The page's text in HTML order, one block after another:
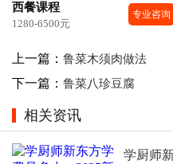
西餐课程
1280-6500元
专业咨询
上一篇： 鲁菜木须肉做法
下一篇： 鲁菜八珍豆腐
相关资讯
学厨师